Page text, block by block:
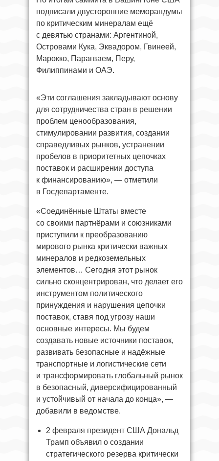
подписали двусторонние меморандумы
по критическим минералам ещё
с девятью странами: Аргентиной,
Островами Кука, Эквадором, Гвинеей,
Марокко, Парагваем, Перу,
Филиппинами и ОАЭ.
«Эти соглашения закладывают основу
для сотрудничества стран в решении
проблем ценообразования,
стимулировании развития, создании
справедливых рынков, устранении
пробелов в приоритетных цепочках
поставок и расширении доступа
к финансированию», — отметили
в Госдепартаменте.
«Соединённые Штаты вместе
со своими партнёрами и союзниками
приступили к преобразованию
мирового рынка критически важных
минералов и редкоземельных
элементов… Сегодня этот рынок
сильно сконцентрирован, что делает его
инструментом политического
принуждения и нарушения цепочки
поставок, ставя под угрозу наши
основные интересы. Мы будем
создавать новые источники поставок,
развивать безопасные и надёжные
транспортные и логистические сети
и трансформировать глобальный рынок
в безопасный, диверсифицированный
и устойчивый от начала до конца», —
добавили в ведомстве.
2 февраля президент США Дональд
Трамп объявил о создании
стратегического резерва критически